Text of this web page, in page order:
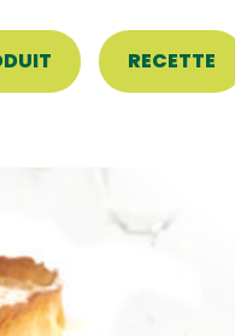
RECETTE